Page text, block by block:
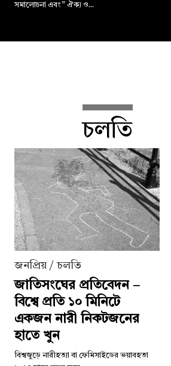
সমালোচনা এবং ” ঐক্য ও...
চলতি
জনপ্রিয় / চলতি
জাতিসংঘের প্রতিবেদন –
বিশ্বে প্রতি ১০ মিনিটে
একজন নারী নিকটজনের
হাতে খুন
বিশ্বজুড়ে নারীহত্যা বা ফেমিসাইডের ভয়াবহতা